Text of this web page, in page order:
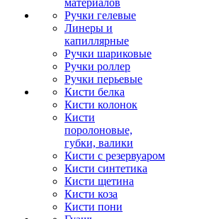
материалов
Ручки гелевые
Линеры и
капиллярные
Ручки шариковые
Ручки роллер
Ручки перьевые
Кисти белка
Кисти колонок
Кисти
поролоновые,
губки, валики
Кисти с резервуаром
Кисти синтетика
Кисти щетина
Кисти коза
Кисти пони